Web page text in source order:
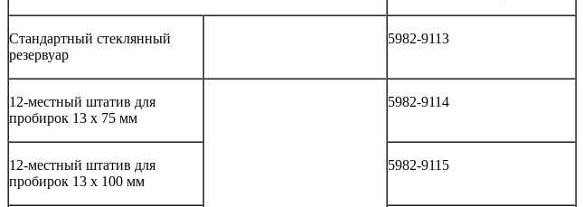
Стандартный стеклянный
резервуар
5982-9113
12-местный штатив для
пробирок 13 х 75 мм
5982-9114
12-местный штатив для
пробирок 13 х 100 мм
5982-9115